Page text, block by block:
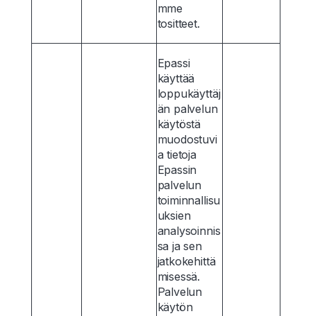
mme
tositteet.
Epassi
käyttää
loppukäyttäj
än palvelun
käytöstä
muodostuvi
a tietoja
Epassin
palvelun
toiminnallisu
uksien
analysoinnis
sa ja sen
jatkokehittä
misessä.
Palvelun
käytön